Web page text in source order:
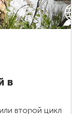
в
второй цикл